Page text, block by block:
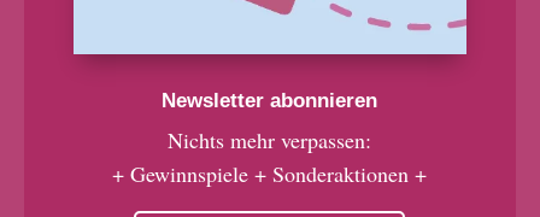
Newsletter abonnieren
Nichts mehr verpassen:
+ Gewinnspiele + Sonderaktionen +